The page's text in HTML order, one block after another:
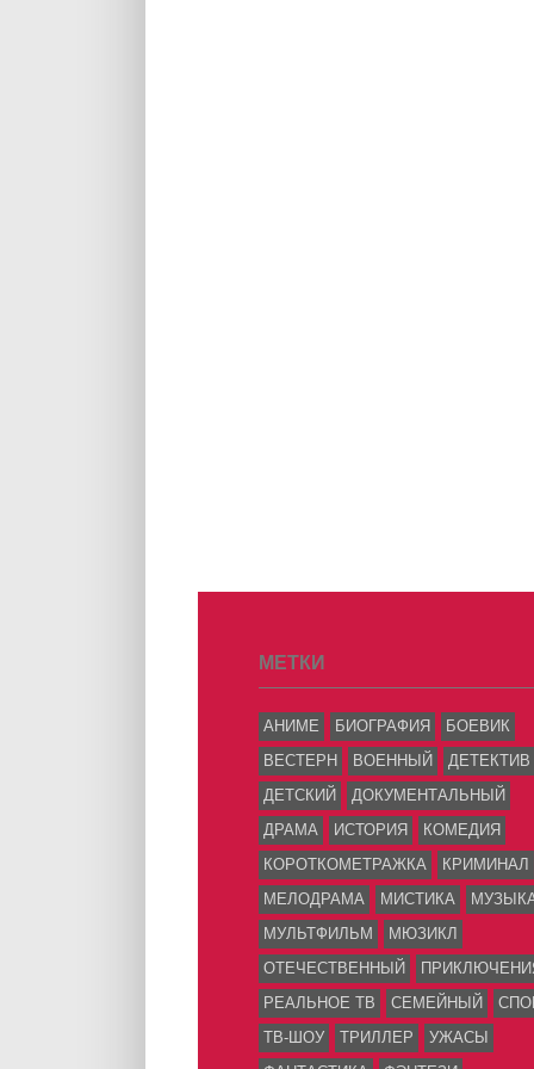
МЕТКИ
АНИМЕ БИОГРАФИЯ
БОЕВИК
ВЕСТЕРН
ВОЕННЫЙ
ДЕТЕКТИВ
ДЕТСКИЙ
ДОКУМЕНТАЛЬНЫЙ
ДРАМА
ИСТОРИЯ
КОМЕДИЯ
КОРОТКОМЕТРАЖКА
КРИМИНАЛ
МЕЛОДРАМА
МИСТИКА
МУЛЬТФИЛЬМ
МЮЗИКЛ
ОТЕЧЕСТВЕННЫЙ
РЕАЛЬНОЕ ТВ
СЕМЕЙНЫЙ
ТВ-ШОУ
ТРИЛЛЕР
УЖАСЫ